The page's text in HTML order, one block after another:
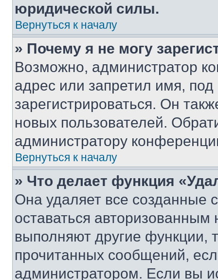
юридической силы.
Вернуться к началу
» Почему я не могу
Возможно, администратор
адрес или запретил имя,
зарегистрироваться. Он
новых пользователей.
администратору
Вернуться к началу
» Что делает функция
Она удаляет все созданные
оставаться
выполняют другие функции,
прочитанных сообщений,
администратором. Если вы